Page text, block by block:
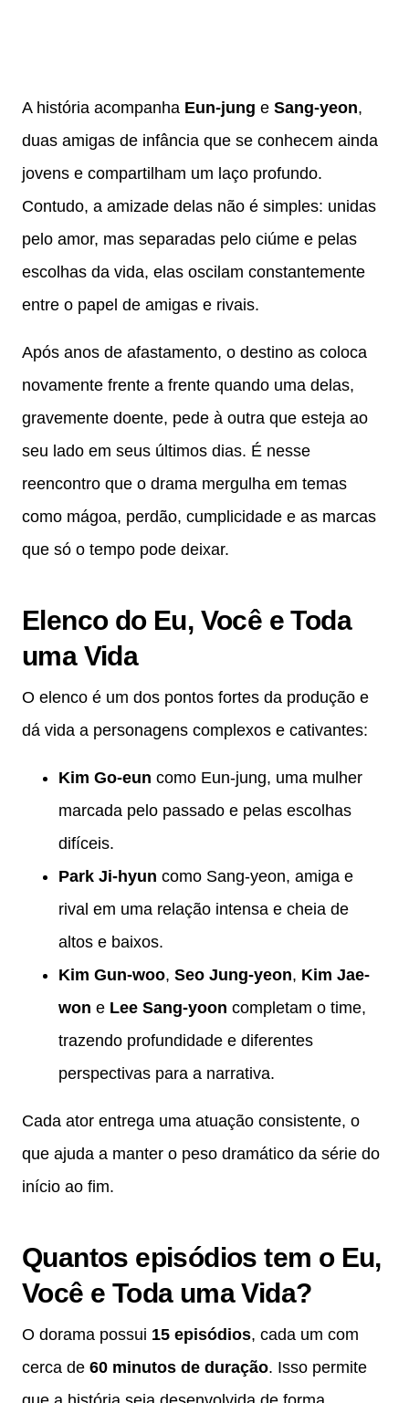
A história acompanha Eun-jung e Sang-yeon,
duas amigas de infância que se conhecem ainda
jovens e compartilham um laço profundo.
Contudo, a amizade delas não é simples: unidas
pelo amor, mas separadas pelo ciúme e pelas
escolhas da vida, elas oscilam constantemente
entre o papel de amigas e rivais.
Após anos de afastamento, o destino as coloca
novamente frente a frente quando uma delas,
gravemente doente, pede à outra que esteja ao
seu lado em seus últimos dias. É nesse
reencontro que o drama mergulha em temas
como mágoa, perdão, cumplicidade e as marcas
que só o tempo pode deixar.
Elenco do Eu, Você e Toda
uma Vida
O elenco é um dos pontos fortes da produção e
dá vida a personagens complexos e cativantes:
Kim Go-eun como Eun-jung, uma mulher
marcada pelo passado e pelas escolhas
difíceis.
Park Ji-hyun como Sang-yeon, amiga e
rival em uma relação intensa e cheia de
altos e baixos.
Kim Gun-woo, Seo Jung-yeon, Kim Jae-
won e Lee Sang-yoon completam o time,
trazendo profundidade e diferentes
perspectivas para a narrativa.
Cada ator entrega uma atuação consistente, o
que ajuda a manter o peso dramático da série do
início ao fim.
Quantos episódios tem o Eu,
Você e Toda uma Vida?
O dorama possui 15 episódios, cada um com
cerca de 60 minutos de duração. Isso permite